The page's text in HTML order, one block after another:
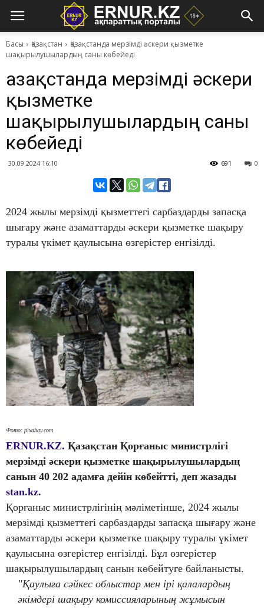
Басы Қазақстан
Қазақстанда мерзімді әскери қызметке
шақырылушылардың саны көбейеді
Қазақстанда мерзімді әскери
қызметке
шақырылушылардың саны
көбейеді
30.09.2024 16:10 0
691
2024 жылы мерзімді қызметтегі сарбаздарды запасқа
шығару және азаматтарды әскери қызметке шақыру
туралы үкімет қаулысына өзгерістер енгізілді.
Фото: pixabay.com
ERNUR.KZ. Қазақстан Қорғаныс министрлігі
мерзімді әскери қызметке шақырылушылардың
санын 40 202 адамға дейін көбейтті, деп жазады
stan.kz.
Қорғаныс министрлігінің мәліметінше, 2024 жылы
мерзімді қызметтегі сарбаздарды запасқа шығару және
азаматтарды әскери қызметке шақыру туралы үкімет
қаулысына өзгерістер енгізілді. Бұл өзгерістер
шақырылушылардың санын көбейтуге байланысты.
"Қаулыға сәйкес облыстар мен ірі қалалардың
әкімдері шақыру комиссияларының жұмысын